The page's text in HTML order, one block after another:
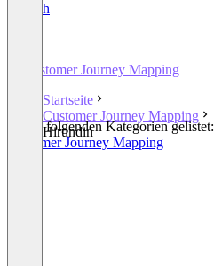
English
Customer Journey Mapping
Startseite
Customer Journey Mapping
Hirundin
In den folgenden Kategorien gelistet:
Customer Journey Mapping